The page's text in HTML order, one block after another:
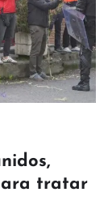
tratar